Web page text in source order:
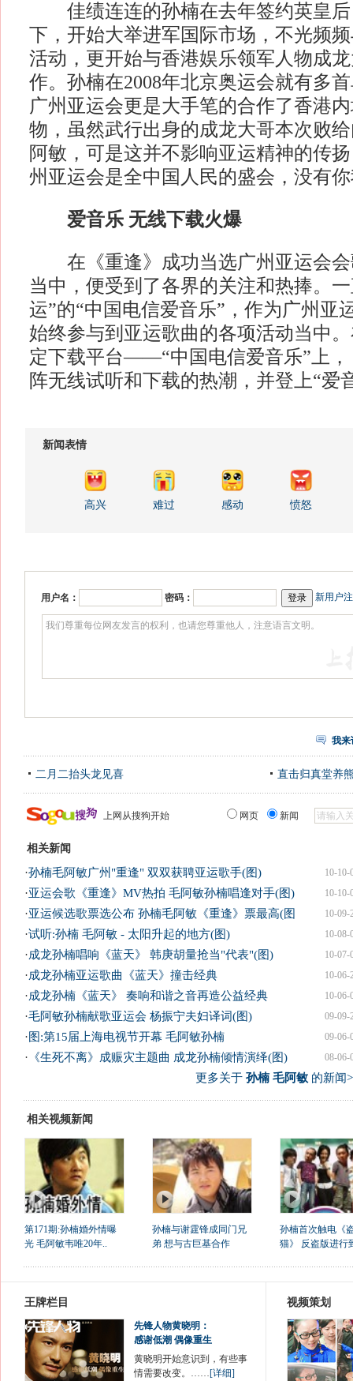
佳绩连连的孙楠在去年签约英皇后
下，开始大举进军国际市场，不光频
活动，更开始与香港娱乐领军人物成
作。孙楠在2008年北京奥运会就有多
广州亚运会更是大手笔的合作了香港
物，虽然武行出身的成龙大哥本次败
阿敏，可是这并不影响亚运精神的传
州亚运会是全中国人民的盛会，没有
爱音乐 无线下载火爆
在《重逢》成功当选广州亚运会会
当中，便受到了各界的关注和热捧。
运”的“中国电信爱音乐”，作为广州亚
始终参与到亚运歌曲的各项活动当中
定下载平台——“中国电信爱音乐”上，
阵无线试听和下载的热潮，并登上“爱
新闻表情
高兴 难过 感动 愤怒
用户名： 密码： 新用户
我来
二月二抬头龙见喜 直击归真堂养
上网从搜狗开始 网页 新闻
相关新闻
10-10-
·孙楠毛阿敏广州"重逢" 双双获聘亚运歌手(图)
10-10-
·亚运会歌《重逢》MV热拍 毛阿敏孙楠唱逢对手(图)
10-09-
·亚运候选歌票选公布 孙楠毛阿敏《重逢》票最高(图
10-08-
·试听:孙楠 毛阿敏 - 太阳升起的地方(图)
10-07-
·成龙孙楠唱响《蓝天》 韩庚胡量抢当"代表"(图)
10-06-
·成龙孙楠亚运歌曲《蓝天》撞击经典
10-06-
·成龙孙楠《蓝天》 奏响和谐之音再造公益经典
09-09-
·毛阿敏孙楠献歌亚运会 杨振宁夫妇译词(图)
09-06-
· 图:第15届上海电视节开幕 毛阿敏孙楠
08-06-
· 《生死不离》成赈灾主题曲 成龙孙楠倾情演绎(图)
更多关于 孙楠 毛阿敏的新闻
相关视频新闻
第171期:孙楠婚外情曝
光 毛阿敏韦唯20年..
孙楠与谢霆锋成同门兄
弟 想与古巨基合作
孙楠首次触电《
猫》 反盗版进行
王牌栏目
先锋人物黄晓明：
感谢低潮 偶像重生
黄晓明开始意识到，有些事
情需要改变。……[详细]
视频策划